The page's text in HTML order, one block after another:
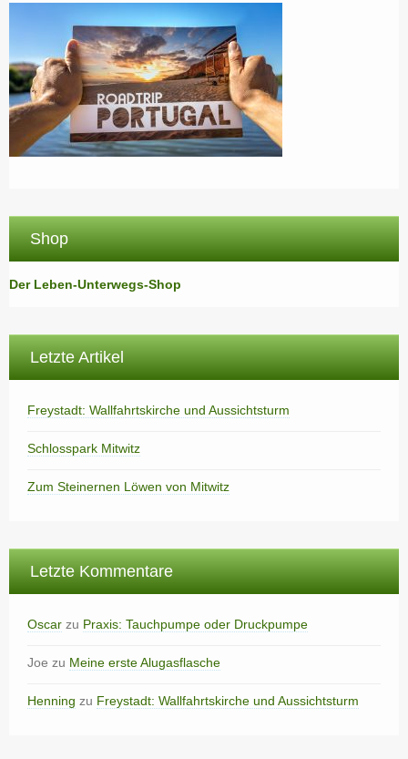
Shop
Der Leben-Unterwegs-Shop
Letzte Artikel
Freystadt: Wallfahrtskirche und Aussichtsturm
Schlosspark Mitwitz
Zum Steinernen Löwen von Mitwitz
Letzte Kommentare
Oscar zu Praxis: Tauchpumpe oder Druckpumpe
Joe zu Meine erste Alugasflasche
Henning zu Freystadt: Wallfahrtskirche und Aussichtsturm